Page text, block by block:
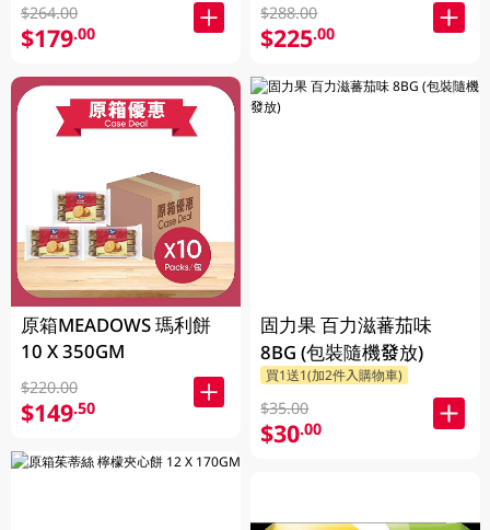
$264.00
$179.00
原箱MEADOWS 瑪利餅
10 X 350GM
$220.00
$149.50
$288.00
$225.00
固力果 百力滋蕃茄味
8BG (包裝隨機發放)
買1送1(加2件入購物車)
$35.00
$30.00